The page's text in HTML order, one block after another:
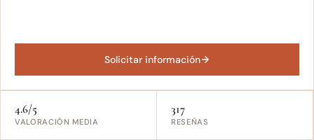
Solicitar información
4.6/5
VALORACIÓN MEDIA
317
RESEÑAS